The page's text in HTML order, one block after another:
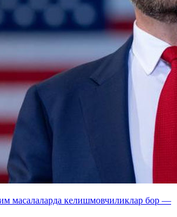
масалаларда келишмовчиликлар бор —